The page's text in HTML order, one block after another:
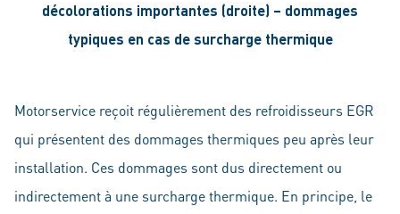
décolorations importantes (droite) – dommages
typiques en cas de surcharge thermique
Motorservice reçoit régulièrement des refroidisseurs EGR
qui présentent des dommages thermiques peu après leur
installation. Ces dommages sont dus directement ou
indirectement à une surcharge thermique. En principe, le